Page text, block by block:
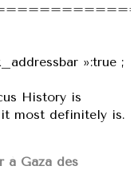
»:true ;
History is
most definitely is.
à Gaza des